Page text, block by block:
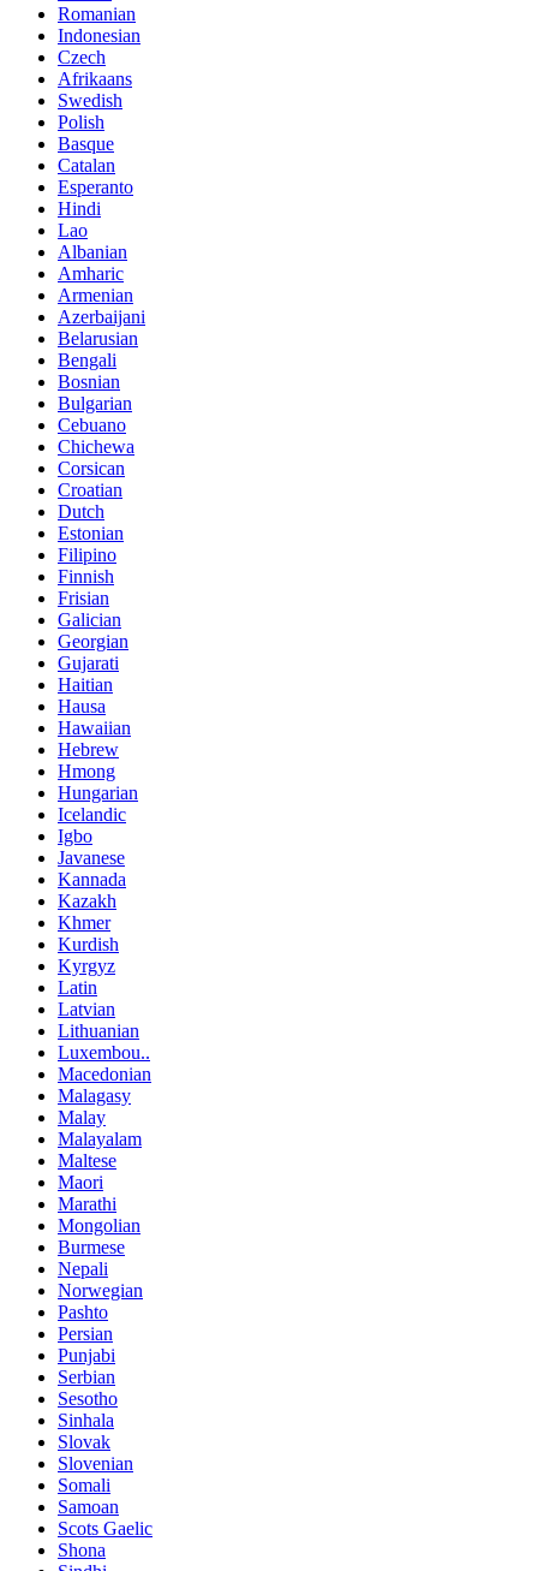
Romanian
Indonesian
Czech
Afrikaans
Swedish
Polish
Basque
Catalan
Esperanto
Hindi
Lao
Albanian
Amharic
Armenian
Azerbaijani
Belarusian
Bengali
Bosnian
Bulgarian
Cebuano
Chichewa
Corsican
Croatian
Dutch
Estonian
Filipino
Finnish
Frisian
Galician
Georgian
Gujarati
Haitian
Hausa
Hawaiian
Hebrew
Hmong
Hungarian
Icelandic
Igbo
Javanese
Kannada
Kazakh
Khmer
Kurdish
Kyrgyz
Latin
Latvian
Lithuanian
Luxembou..
Macedonian
Malagasy
Malay
Malayalam
Maltese
Maori
Marathi
Mongolian
Burmese
Nepali
Norwegian
Pashto
Persian
Punjabi
Serbian
Sesotho
Sinhala
Slovak
Slovenian
Somali
Samoan
Scots Gaelic
Shona